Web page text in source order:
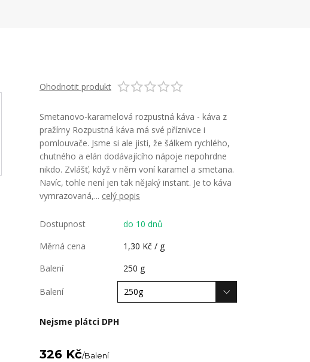
Ohodnotit produkt
Smetanovo-karamelová rozpustná káva - káva z
pražírny Rozpustná káva má své příznivce i
pomlouvače. Jsme si ale jisti, že šálkem rychlého,
chutného a elán dodávajícího nápoje nepohrdne
nikdo. Zvlášť, když v něm voní karamel a smetana.
Navíc, tohle není jen tak nějaký instant. Je to káva
vymrazovaná,... celý popis
Dostupnost
do 10 dnů
Měrná cena
1,30 Kč / g
Balení
250 g
Balení
Nejsme plátci DPH
326 Kč/Balení